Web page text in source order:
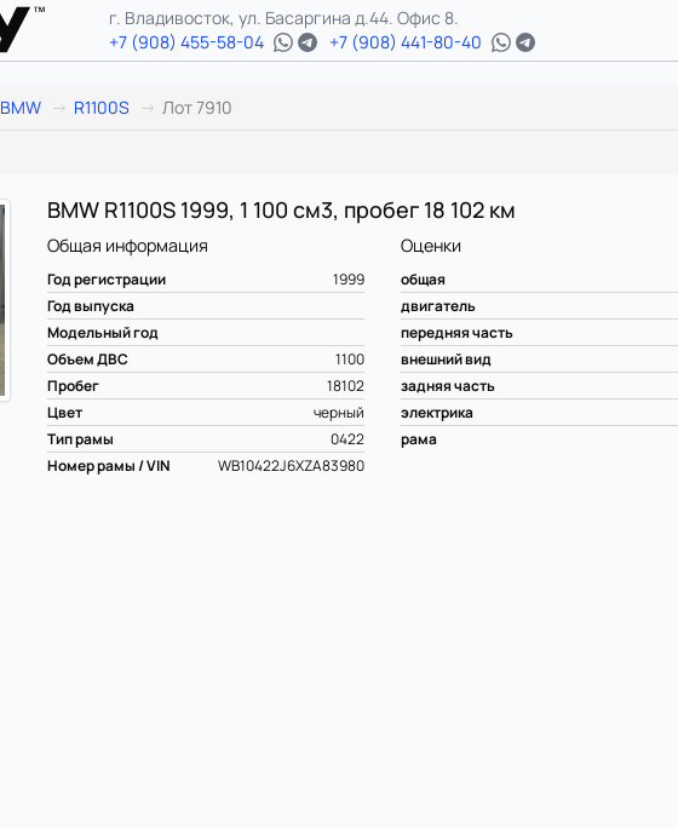
г. Владивосток, ул. Басаргина д.44. Офис 8.
+7 (908) 455-58-04
+7 (908) 441-80-40
BMW R1100S
Лот 7910
BMW R1100S 1999, 1 100 см3, пробег 18 102 км
Общая информация
Год регистрации
1999
Год выпуска
Модельный год
Объем ДВС
1100
Пробег
18102
Цвет
черный
Тип рамы
0422
Номер рамы / VIN
WB10422J6XZA83980
Оценки
общая
двигатель
передняя часть
внешний вид
задняя часть
электрика
рама